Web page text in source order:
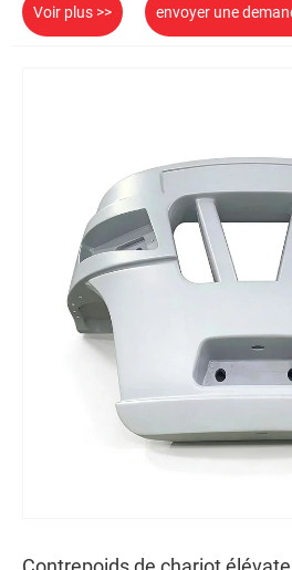
Voir plus >> envoyer une